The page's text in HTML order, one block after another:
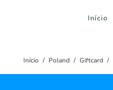
Início
Início Poland Giftcard